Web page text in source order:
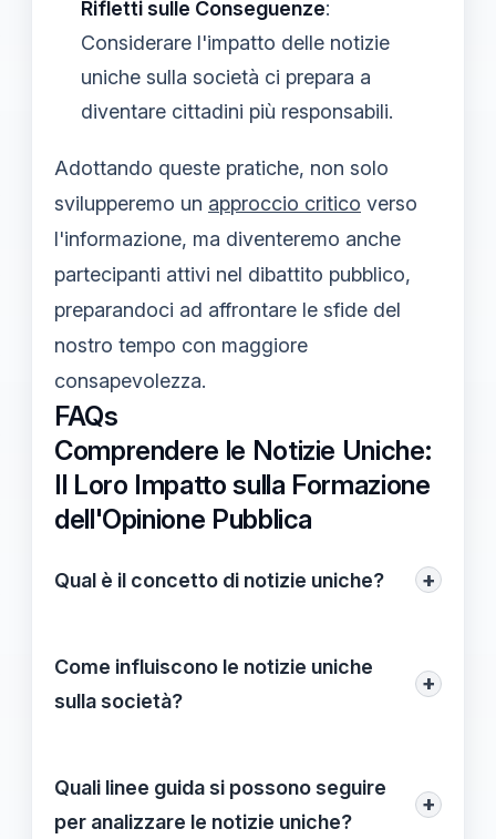
Rifletti sulle Conseguenze:
Considerare l'impatto delle notizie
uniche sulla società ci prepara a
diventare cittadini più responsabili.
Adottando queste pratiche, non solo
svilupperemo un approccio critico verso
l'informazione, ma diventeremo anche
partecipanti attivi nel dibattito pubblico,
preparandoci ad affrontare le sfide del
nostro tempo con maggiore
consapevolezza.
FAQs
Comprendere le Notizie Uniche:
Il Loro Impatto sulla Formazione
dell'Opinione Pubblica
Qual è il concetto di notizie uniche? +
informazioni distintive che si discostano
dalla quotidianità e che possono
Come influiscono le notizie uniche
sulla società?
+
pubblico e influenzano le scelte dei
cittadini, contribuendo così a una
Quali linee guida si possono seguire
per analizzare le notizie uniche?
+